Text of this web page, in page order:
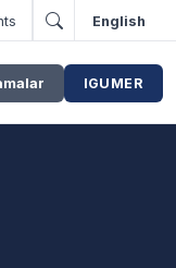
English
IGUMER